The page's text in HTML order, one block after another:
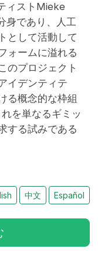
ィストMieke
身であり、人工
として活動して
ォームに溢れる
のプロジェクト
イデンティテ
る概念的な枠組
を単なるギミッ
する試みである
中文 Español